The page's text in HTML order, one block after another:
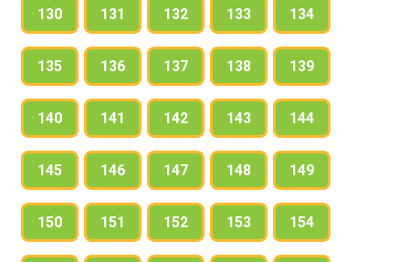
130 131 132 133 134
135 136 137 138 139
140 141 142 143 144
145 146 147 148 149
150 151 152 153 154